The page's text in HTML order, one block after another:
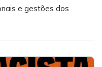
e gestões dos